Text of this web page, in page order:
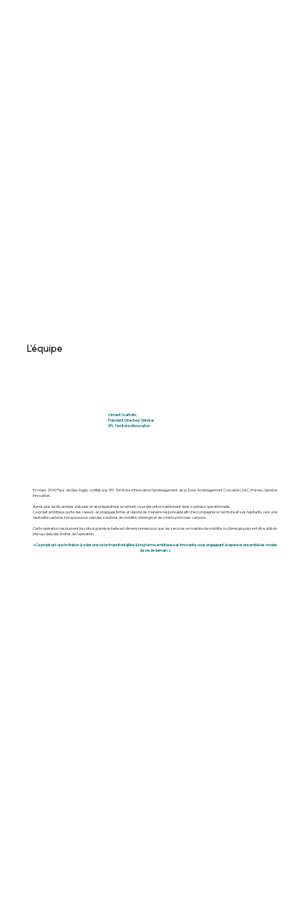
L'équipe
En mars 2014, Pays de Gex Agglo confiait à la SPL Territoire d’Innovation l’aménagement de la Zone Aménagement Concerté (ZAC) Ferney-Genève
Innovation.
Après plus de dix années d’études et de préparations en amont, ce projet entre maintenant dans sa phase opérationnelle.
Ce projet ambitieux porte des valeurs écologiques fortes et répond de manière responsable afin d’accompagner le territoire et ses habitants vers une
neutralité carbone. Il propose pour cela des solutions de mobilité, d’énergie et de construction bas-carbone.
Cette opération résolument inscrite à grande échelle est dimensionnée pour que les services en matière de mobilité ou d’énergie puissent être utilisés
bien au-delà des limites de l’opération.
« Ce projet est une invitation à créer une vision transfrontalière à long terme ambitieuse et innovante, nous engageant à repenser ensemble les modes
de vie de demain. »
Vincent Scattolin,
Président Directeur Général
SPL Territoire d'Innovation